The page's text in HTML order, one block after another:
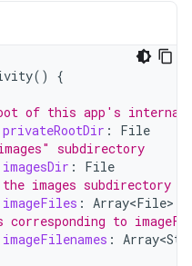
() {
of this app's internal
privateRootDir :
File
subdirectory
imagesDir :
File
images subdirectory
imageFiles : Array<File>
to
imageFilenames :